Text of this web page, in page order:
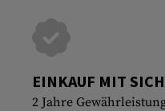
EINKAUF MIT
2 Jahre